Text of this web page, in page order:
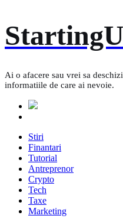
to
content
Ai o afacere sau vrei sa
informatiile de care ai nevoie.
Stiri
Finantari
Tutorial
Antreprenor
Crypto
Tech
Taxe
Marketing